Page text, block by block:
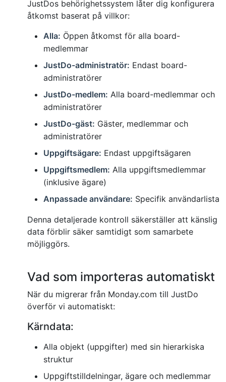
JustDos behörighetssystem låter dig konfigurera
åtkomst baserat på villkor:
Alla: Öppen åtkomst för alla board-
medlemmar
JustDo-administratör: Endast board-
administratörer
JustDo-medlem: Alla board-medlemmar och
administratörer
JustDo-gäst: Gäster, medlemmar och
administratörer
Uppgiftsägare: Endast uppgiftsägaren
Uppgiftsmedlem: Alla uppgiftsmedlemmar
(inklusive ägare)
Anpassade användare: Specifik användarlista
Denna detaljerade kontroll säkerställer att känslig
data förblir säker samtidigt som samarbete
möjliggörs.
Vad som importeras automatiskt
När du migrerar från Monday.com till JustDo
överför vi automatiskt:
Kärndata:
Alla objekt (uppgifter) med sin hierarkiska
struktur
Uppgiftstilldelningar, ägare och medlemmar